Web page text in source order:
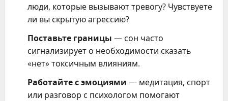
люди, которые вызывают тревогу? Чувствуете
ли вы скрытую агрессию?
Поставьте границы — сон часто
сигнализирует о необходимости сказать
«нет» токсичным влияниям.
Работайте с эмоциями — медитация, спорт
или разговор с психологом помогают